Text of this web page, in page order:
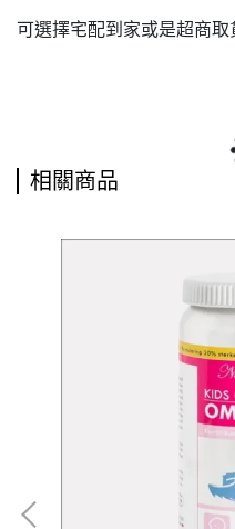
可選擇宅配到家或是超商取
相關商品